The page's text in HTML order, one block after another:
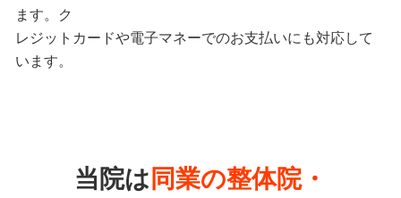
ます。ク
レジットカードや電子マネーでのお支払いにも対応して
います。
当院は 同業の整体院・